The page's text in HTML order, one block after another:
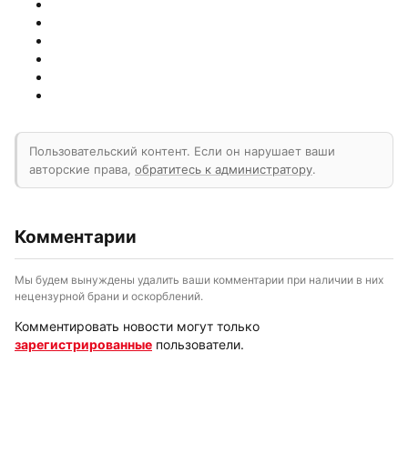
Пользовательский контент. Если он нарушает ваши
авторские права, обратитесь к администратору.
Комментарии
Мы будем вынуждены удалить ваши комментарии при наличии в них
нецензурной брани и оскорблений.
Комментировать новости могут только
зарегистрированные пользователи.